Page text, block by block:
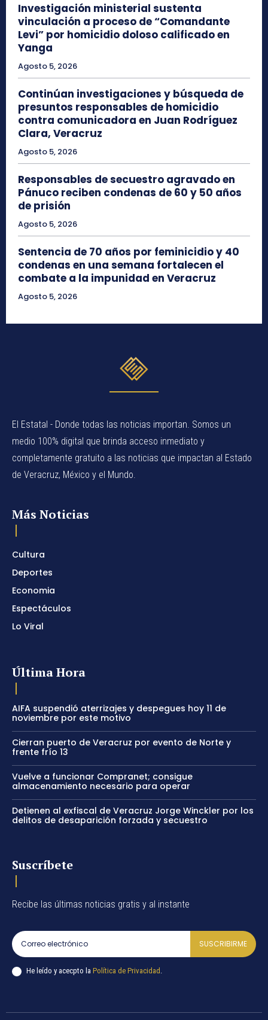
Investigación ministerial sustenta
vinculación a proceso de “Comandante
Levi” por homicidio doloso calificado en
Yanga
Agosto 5, 2026
Continúan investigaciones y búsqueda de
presuntos responsables de homicidio
contra comunicadora en Juan Rodríguez
Clara, Veracruz
Agosto 5, 2026
Responsables de secuestro agravado en
Pánuco reciben condenas de 60 y 50 años
de prisión
Agosto 5, 2026
Sentencia de 70 años por feminicidio y 40
condenas en una semana fortalecen el
combate a la impunidad en Veracruz
Agosto 5, 2026
El Estatal - Donde todas las noticias importan. Somos un
medio 100% digital que brinda acceso inmediato y
completamente gratuito a las noticias que impactan al Estado
de Veracruz, México y el Mundo.
Más Noticias
Cultura
Deportes
Economia
Espectáculos
Lo Viral
Última Hora
AIFA suspendió aterrizajes y despegues hoy 11 de
noviembre por este motivo
Cierran puerto de Veracruz por evento de Norte y
frente frío 13
Vuelve a funcionar Compranet; consigue
almacenamiento necesario para operar
Detienen al exfiscal de Veracruz Jorge Winckler por los
delitos de desaparición forzada y secuestro
Suscríbete
Recibe las últimas noticias gratis y al instante
SUSCRIBIRME
He leído y acecpto la Política de Privacidad .